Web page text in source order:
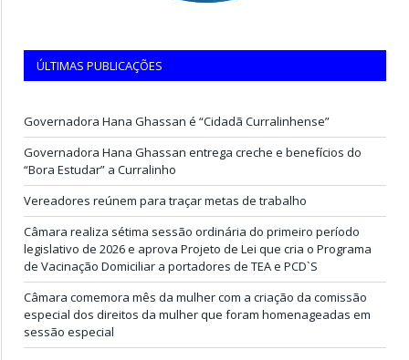
ÚLTIMAS PUBLICAÇÕES
Governadora Hana Ghassan é “Cidadã Curralinhense”
Governadora Hana Ghassan entrega creche e benefícios do
“Bora Estudar” a Curralinho
Vereadores reúnem para traçar metas de trabalho
Câmara realiza sétima sessão ordinária do primeiro período
legislativo de 2026 e aprova Projeto de Lei que cria o Programa
de Vacinação Domiciliar a portadores de TEA e PCD`S
Câmara comemora mês da mulher com a criação da comissão
especial dos direitos da mulher que foram homenageadas em
sessão especial